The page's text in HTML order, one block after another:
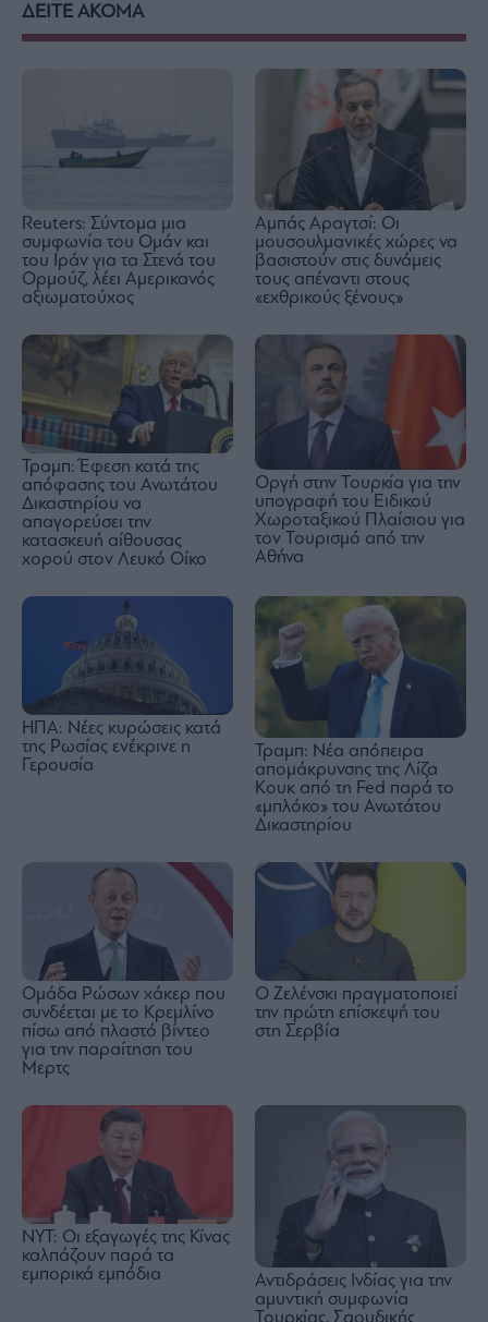
ΔΕΙΤΕ ΑΚΟΜΑ
Reuters: Σύντομα μια
συμφωνία του Ομάν και
του Ιράν για τα Στενά του
Ορμούζ, λέει Αμερικανός
αξιωματούχος
Αμπάς Αραγτσί: Οι
μουσουλμανικές χώρες να
βασιστούν στις δυνάμεις
τους απέναντι στους
«εχθρικούς ξένους»
Τραμπ: Έφεση κατά της
απόφασης του Ανωτάτου
Δικαστηρίου να
απαγορεύσει την
κατασκευή αίθουσας
χορού στον Λευκό Οίκο
Οργή στην Τουρκία για την
υπογραφή του Ειδικού
Χωροταξικού Πλαίσιου για
τον Τουρισμό από την
Αθήνα
ΗΠΑ: Νέες κυρώσεις κατά
της Ρωσίας ενέκρινε η
Γερουσία
Τραμπ: Νέα απόπειρα
απομάκρυνσης της Λίζα
Κουκ από τη Fed παρά το
«μπλόκο» του Ανωτάτου
Δικαστηρίου
Ομάδα Ρώσων χάκερ που
συνδέεται με το Κρεμλίνο
πίσω από πλαστό βίντεο
για την παραίτηση του
Μερτς
Ο Ζελένσκι πραγματοποιεί
την πρώτη επίσκεψή του
στη Σερβία
NYT: Οι εξαγωγές της Κίνας
καλπάζουν παρά τα
εμπορικά εμπόδια
Αντιδράσεις Ινδίας για την
αμυντική συμφωνία